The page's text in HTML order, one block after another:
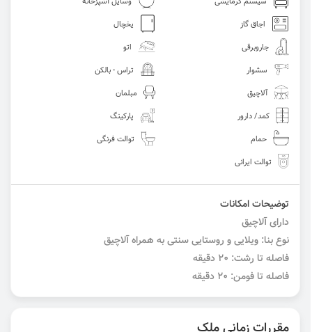
اجاق گاز
یخچال
جاروبرقی
اتو
سشوار
تراس - بالکن
آلاچیق
مبلمان
کمد/ دارور
پارکینگ
حمام
توالت فرنگی
توالت ایرانی
توضیحات امکانات
دارای آلاچیق
نوع بنا: ویلایی و روستایی سنتی به همراه آلاچیق
فاصله تا رشت: ۲۰ دقیقه
فاصله تا فومن: ۲۰ دقیقه